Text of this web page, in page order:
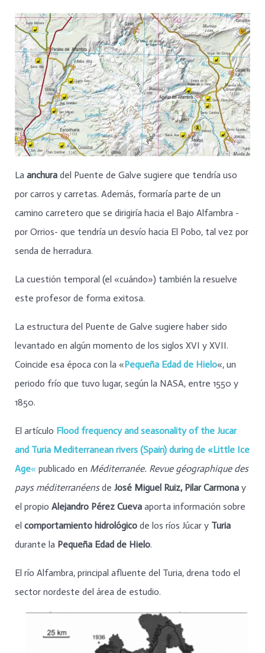
La anchura del Puente de Galve sugiere que tendría uso
por carros y carretas. Además, formaría parte de un
camino carretero que se dirigiría hacia el Bajo Alfambra -
por Orrios- que tendría un desvío hacia El Pobo, tal vez por
senda de herradura.
La cuestión temporal (el «cuándo») también la resuelve
este profesor de forma exitosa.
La estructura del Puente de Galve sugiere haber sido
levantado en algún momento de los siglos XVI y XVII.
Coincide esa época con la «Pequeña Edad de Hielo«, un
periodo frío que tuvo lugar, según la NASA, entre 1550 y
1850.
El artículo Flood frequency and seasonality of the Jucar
and Turia Mediterranean rivers (Spain) during de «Little Ice
Age« publicado en Méditerranée. Revue géographique des
pays méditerranéensde José Miguel Ruiz, Pilar Carmona y
el propio Alejandro Pérez Cueva aporta información sobre
el comportamiento hidrológico de los ríos Júcar y Turia
durante la Pequeña Edad de Hielo.
El río Alfambra, principal afluente del Turia, drena todo el
sector nordeste del área de estudio.